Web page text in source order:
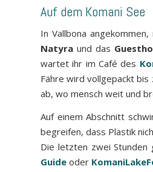
Auf dem Komani See
In Vallbona
Natyra und das
wartet ihr im Café des
Fähre wird vollgepackt
ab, wo mensch weit und
Auf einem Abschnitt
begreifen, dass Plastik
Die letzten zwei Stunden
Guide oder